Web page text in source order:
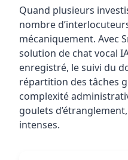
Quand plusieurs
nombre
mécaniquement. Avec
solution de chat vocal
enregistré, le suivi du
répartition des tâches
complexité
goulets
intenses.